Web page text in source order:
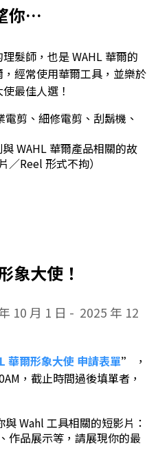
你…
髮師，也是 WAHL 華爾的
經常使用華爾工具，並樂於
最佳人選！
電剪、細修電剪、刮鬍機、
WAHL 華爾產品相關的故
Reel 形式不拘）
象大使！
10 月 1 日 - 2025 年 12
華爾形象大使 申請表單”
，
，截止時間過後填單者，
Wahl 工具相關的短影片：
作品展示等，請展現你的最